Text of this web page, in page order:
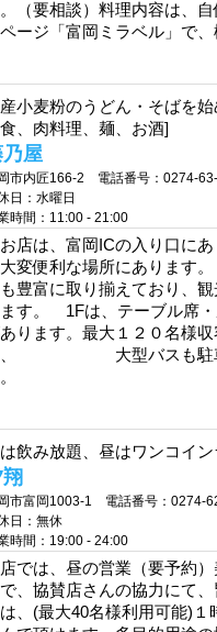
（要相談）料理内容は、
ページ「富岡ミラベル」で
小麦粉のうどん・そばを
、肉料理、麺、お酒]
屋
市内匠166-2 電話番号：0274-
日：水曜日
時間：11:00 - 21:00
店は、富岡ICの入り口に
変便利な場所にあります
豊富に取り揃えており、
す。 1Fは、テーブル席
ります。最大１２０名様
、 大型バスも駐車可
飲み放題、昼はワンコイ
市富岡1003-1 電話番号：0274-
日：無休
時間：19:00 - 24:00
では、昼の営業（要予約
、協賛店さんの協力にて
、(最大40名様利用可能)